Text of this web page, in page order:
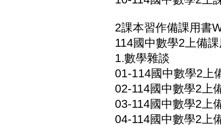
2課本習作備課用書
114國中數學2上備
1.數學雜談
01-114國中數學2上
02-114國中數學2上
03-114國中數學2上
04-114國中數學2上